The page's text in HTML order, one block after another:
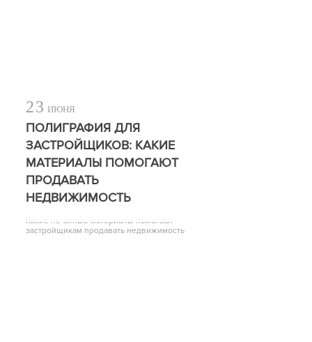
23 ИЮНЯ
ПОЛИГРАФИЯ ДЛЯ
ЗАСТРОЙЩИКОВ: КАКИЕ
МАТЕРИАЛЫ ПОМОГАЮТ
ПРОДАВАТЬ
НЕДВИЖИМОСТЬ
Какие печатные материалы помогают
застройщикам продавать недвижимость